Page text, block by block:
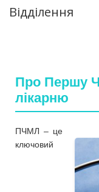
Відділення
Про Першу
лікарню
ПЧМЛ – це
ключовий